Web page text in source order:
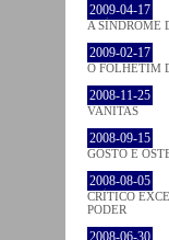
2009-04-17
A SÍNDROME
2009-02-17
O FOLHETIM
2008-11-25
VANITAS
2008-09-15
GOSTO E
2008-08-05
CRÍTICO
PODER
2008-06-30